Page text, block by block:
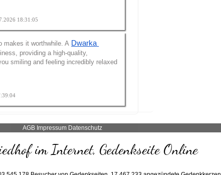
18:31:05
makes it worthwhile. A Dwarka
providing a high-quality,
smiling and feeling incredibly relaxed
AGB Impressum Datenschutz
im Internet, Gedenkseite Online